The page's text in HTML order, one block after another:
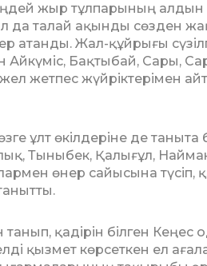
жыр тұлпарының ал­дын
да талай ақынды сөзден
атанды. Жал-құй­рығы
Айкүміс, Бақ­тыбай, Сары,
жет­пес жүйріктерімен
ұлт өкілдеріне де та­ныта
Ты­ны­бек, Қа­лығұл,
өнер сайысына түсіп,
қадірін білген Кеңес
қызмет көрсеткен ел